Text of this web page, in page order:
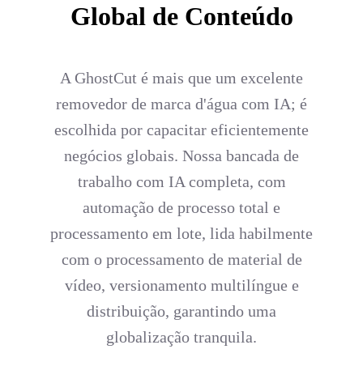
Global de Conteúdo
A GhostCut é mais que um excelente
removedor de marca d'água com IA; é
escolhida por capacitar eficientemente
negócios globais. Nossa bancada de
trabalho com IA completa, com
automação de processo total e
processamento em lote, lida habilmente
com o processamento de material de
vídeo, versionamento multilíngue e
distribuição, garantindo uma
globalização tranquila.